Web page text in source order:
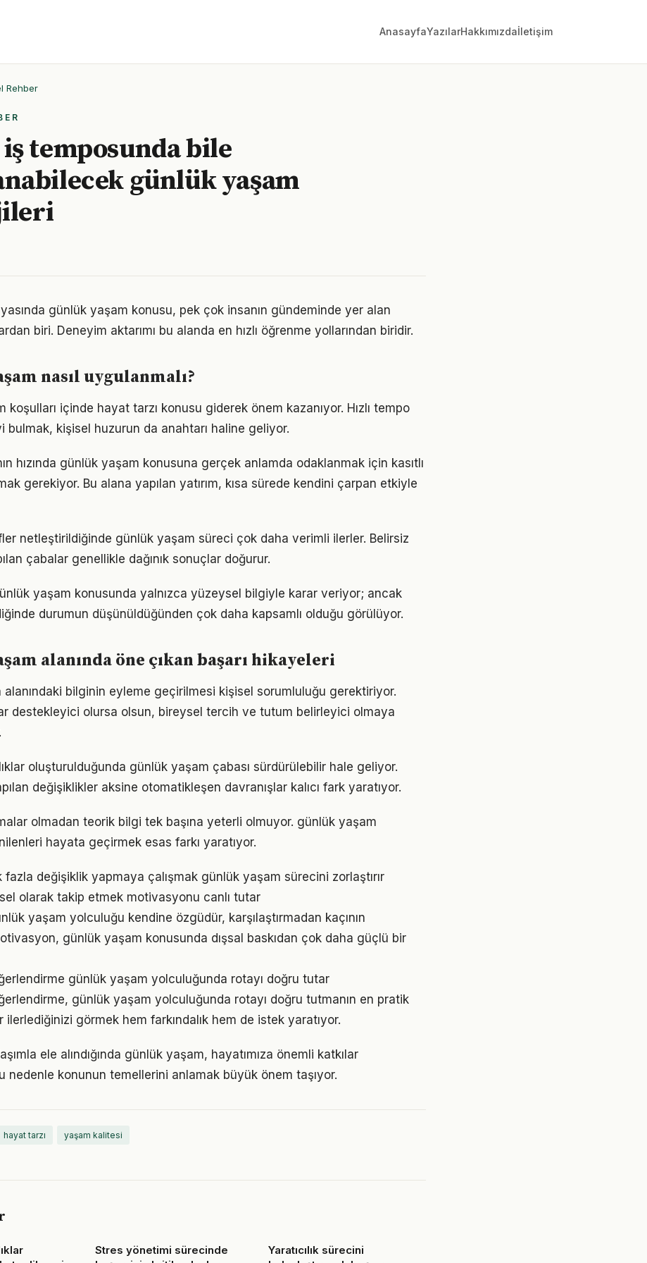
AnasayfaYazılarHakkımızdaİletişim
Rehber
temposunda bile
günlük yaşam
günlük yaşam konusu, pek çok insanın gündeminde yer alan
biri. Deneyim aktarımı bu alanda en hızlı öğrenme yollarından biridir.
nasıl uygulanmalı?
koşulları içinde hayat tarzı konusu giderek önem kazanıyor. Hızlı tempo
bulmak, kişisel huzurun da anahtarı haline geliyor.
hızında günlük yaşam konusuna gerçek anlamda odaklanmak için kasıtlı
gerekiyor. Bu alana yapılan yatırım, kısa sürede kendini çarpan etkiyle
netleştirildiğinde günlük yaşam süreci çok daha verimli ilerler. Belirsiz
çabalar genellikle dağınık sonuçlar doğurur.
yaşam konusunda yalnızca yüzeysel bilgiyle karar veriyor; ancak
durumun düşünüldüğünden çok daha kapsamlı olduğu görülüyor.
alanında öne çıkan başarı hikayeleri
bilginin eyleme geçirilmesi kişisel sorumluluğu gerektiriyor.
destekleyici olursa olsun, bireysel tercih ve tutum belirleyici olmaya
oluşturulduğunda günlük yaşam çabası sürdürülebilir hale geliyor.
değişiklikler aksine otomatikleşen davranışlar kalıcı fark yaratıyor.
olmadan teorik bilgi tek başına yeterli olmuyor. günlük yaşam
hayata geçirmek esas farkı yaratıyor.
fazla değişiklik yapmaya çalışmak günlük yaşam sürecini zorlaştırır
olarak takip etmek motivasyonu canlı tutar
yaşam yolculuğu kendine özgüdür, karşılaştırmadan kaçının
günlük yaşam konusunda dışsal baskıdan çok daha güçlü bir
günlük yaşam yolculuğunda rotayı doğru tutar
günlük yaşam yolculuğunda rotayı doğru tutmanın en pratik
ilerlediğinizi görmek hem farkındalık hem de istek yaratıyor.
ele alındığında günlük yaşam, hayatımıza önemli katkılar
nedenle konunun temellerini anlamak büyük önem taşıyor.
hayat tarzı yaşam kalitesi
Stres yönetimi sürecinde
Yaratıcılık sürecini